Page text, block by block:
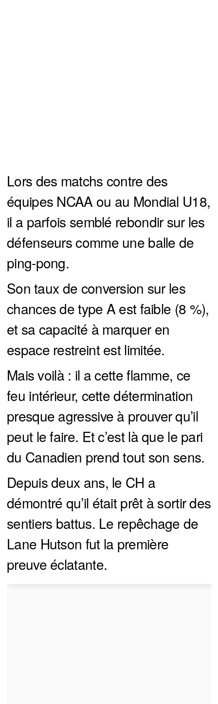
Lors des matchs contre des
équipes NCAA ou au Mondial U18,
il a parfois semblé rebondir sur les
défenseurs comme une balle de
ping-pong.
Son taux de conversion sur les
chances de type A est faible (8 %),
et sa capacité à marquer en
espace restreint est limitée.
Mais voilà : il a cette flamme, ce
feu intérieur, cette détermination
presque agressive à prouver qu’il
peut le faire. Et c’est là que le pari
du Canadien prend tout son sens.
Depuis deux ans, le CH a
démontré qu’il était prêt à sortir des
sentiers battus. Le repêchage de
Lane Hutson fut la première
preuve éclatante.